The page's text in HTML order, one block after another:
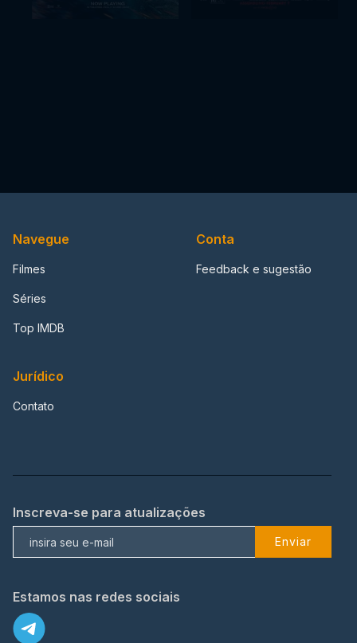
Navegue
Filmes
Séries
Top IMDB
Conta
Feedback e sugestão
Jurídico
Contato
Inscreva-se para atualizações
Enviar
Estamos nas redes sociais